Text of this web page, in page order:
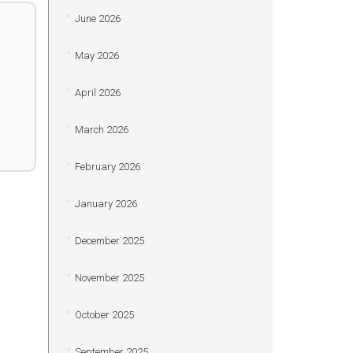
June 2026
May 2026
April 2026
March 2026
February 2026
January 2026
December 2025
November 2025
October 2025